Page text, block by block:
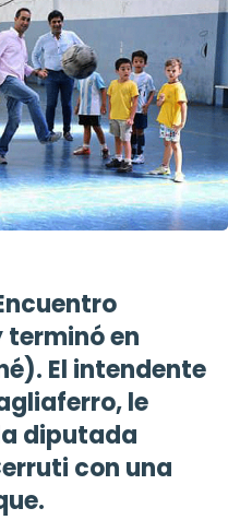
terminó en
El intendente
le
diputada
con una